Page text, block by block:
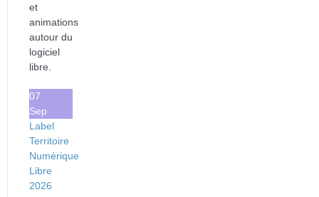
et
animations
autour du
logiciel
libre.
07
Sep
Label
Territoire
Numérique
Libre
2026